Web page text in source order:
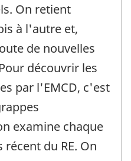
On retient
à l'autre et,
de nouvelles
découvrir les
par l'EMCD, c'est
examine chaque
du RE. On